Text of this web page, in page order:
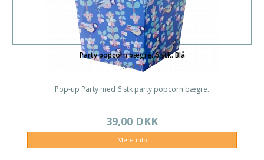
Party popcorn bægre. 6 stk. Blå
RC-124
Pop-up Party med 6 stk party popcorn bægre.
39,00 DKK
Mere info